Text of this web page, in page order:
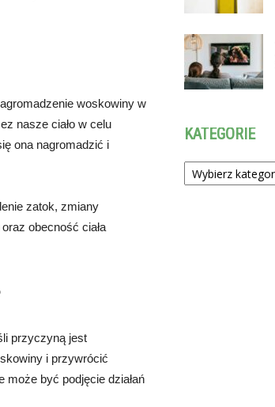
woskowiny w
nasze ciało w celu
ona nagromadzić i
zatok, zmiany
obecność ciała
przyczyną jest
i przywrócić
może być podjęcie działań
KATEGORIE
Kategorie